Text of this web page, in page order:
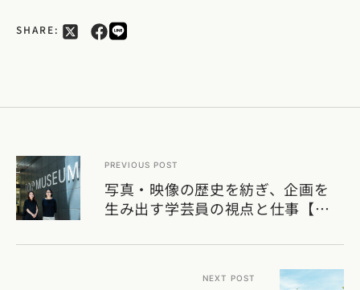
SHARE:
PREVIOUS POST
写真・映像の歴史を紡ぎ、企画を
生み出す学芸員の視点と仕事【前
NEXT POST